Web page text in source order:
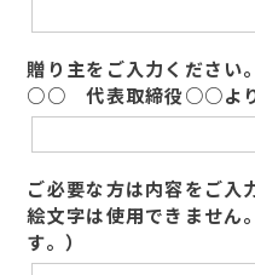
贈り主をご入力くださ
○○ 代表取締役○○より
ご必要な方は内容をご入
絵文字は使用できません
す。）